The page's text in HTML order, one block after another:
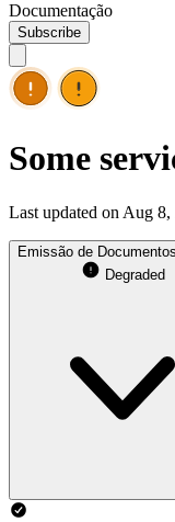
Documentação
Subscribe
Some
Last updated on Aug
Emissão de
Degraded